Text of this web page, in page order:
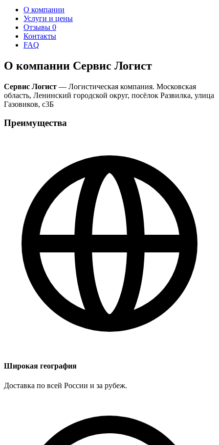
О компании
Услуги и цены
Отзывы 0
Контакты
FAQ
О компании Сервис Логист
Сервис Логист — Логистическая компания. Московская
область, Ленинский городской округ, посёлок Развилка, улица
Газовиков, с3Б
Преимущества
Широкая география
Доставка по всей России и за рубеж.